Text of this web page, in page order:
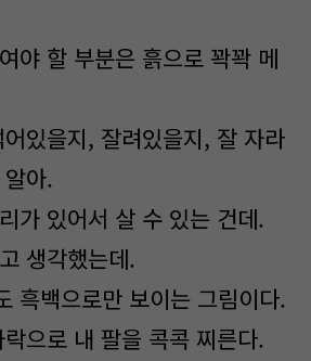
야 할 부분은 흙으로 꽉꽉 메
있을지, 잘려있을지, 잘 자라
아.
가 있어서 살 수 있는 건데.
생각했는데.
흑백으로만 보이는 그림이다.
으로 내 팔을 콕콕 찌른다.